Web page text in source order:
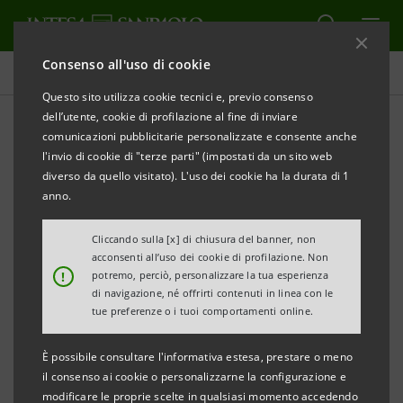
Consenso all'uso di cookie
Questo sito utilizza cookie tecnici e, previo consenso
dell’utente, cookie di profilazione al fine di inviare
comunicazioni pubblicitarie personalizzate e consente anche
l'invio di cookie di "terze parti" (impostati da un sito web
diverso da quello visitato). L'uso dei cookie ha la durata di 1
anno.
!
Cliccando sulla [x] di chiusura del banner, non
acconsenti all’uso dei cookie di profilazione. Non
potremo, perciò, personalizzare la tua esperienza
di navigazione, né offrirti contenuti in linea con le
tue preferenze o i tuoi comportamenti online.
È possibile consultare l'informativa estesa, prestare o meno
il consenso ai cookie o personalizzarne la configurazione e
modificare le proprie scelte in qualsiasi momento accedendo
Comunicati stampa
STAMPA AGGIORNA
Le opportunità commerciali per le imprese e il Made
in Italy
CONFARTIGIANATO VICENZA VERSO LA RUSSIA ANCHE
ALL’ACCORDO CON CASSA DI RISPARMIO DEL VENETO